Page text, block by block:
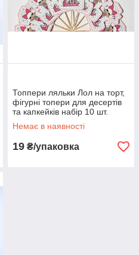
Топпери ляльки Лол на торт,
фігурні топери для десертів
та капкейків набір 10 шт.
Немає в наявності
19 ₴/упаковка